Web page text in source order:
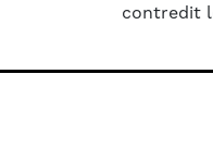
contredit